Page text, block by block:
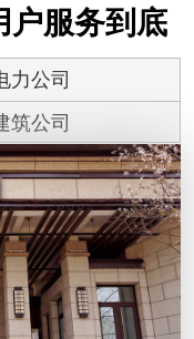
户服务到底
力公司
筑公司